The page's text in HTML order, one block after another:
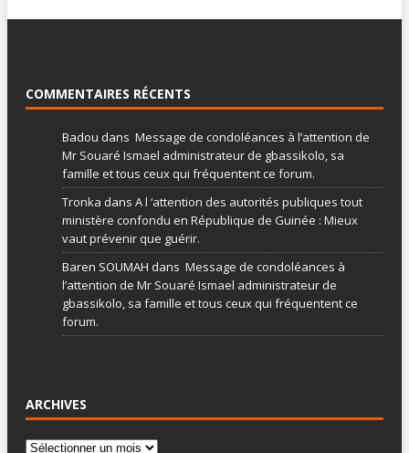
COMMENTAIRES RÉCENTS
Badou dans Message de condoléances à l’attention de
Mr Souaré Ismael administrateur de gbassikolo, sa
famille et tous ceux qui fréquentent ce forum.
Tronka dans A l ‘attention des autorités publiques tout
ministère confondu en République de Guinée : Mieux
vaut prévenir que guérir.
Baren SOUMAH dans Message de condoléances à
l’attention de Mr Souaré Ismael administrateur de
gbassikolo, sa famille et tous ceux qui fréquentent ce
forum.
ARCHIVES